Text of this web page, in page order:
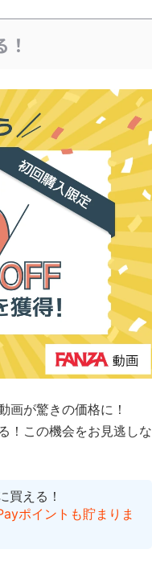
画が驚きの価格に！
！ この機会をお見逃しな
買える！
ポイントも貯まりま